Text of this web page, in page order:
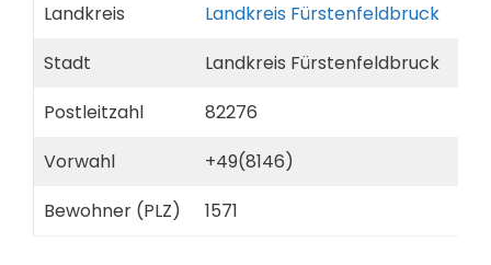
Landkreis
Landkreis Fürstenfeldbruck
Stadt
Landkreis Fürstenfeldbruck
Postleitzahl
82276
Vorwahl
+49(8146)
Bewohner (PLZ)
1571